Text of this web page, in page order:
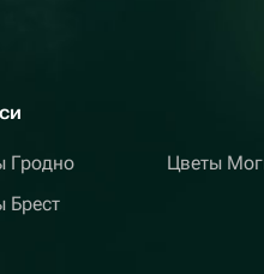
Гродно
Брест
Цветы